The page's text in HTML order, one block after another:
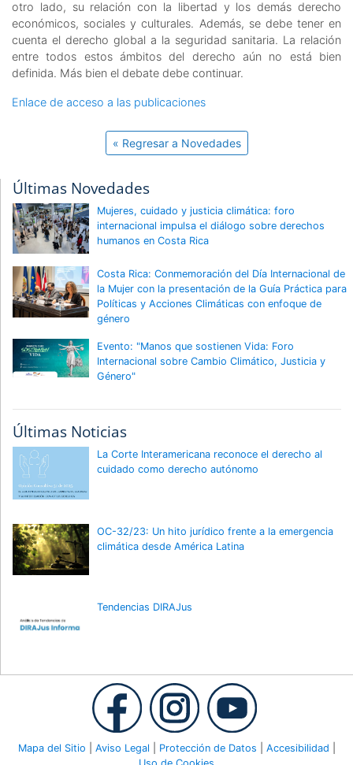
otro lado, su relación con la libertad y los demás derecho
económicos, sociales y culturales. Además, se debe tener en
cuenta el derecho global a la seguridad sanitaria. La relación
entre todos estos ámbitos del derecho aún no está bien
definida. Más bien el debate debe continuar.
Enlace de acceso a las publicaciones
« Regresar a Novedades
Últimas Novedades
Mujeres, cuidado y justicia climática: foro
internacional impulsa el diálogo sobre derechos
humanos en Costa Rica
Costa Rica: Conmemoración del Día Internacional de
la Mujer con la presentación de la Guía Práctica para
Políticas y Acciones Climáticas con enfoque de
género
Evento: "Manos que sostienen Vida: Foro
Internacional sobre Cambio Climático, Justicia y
Género"
Últimas Noticias
La Corte Interamericana reconoce el derecho al
cuidado como derecho autónomo
OC-32/23: Un hito jurídico frente a la emergencia
climática desde América Latina
Tendencias DIRAJus
Mapa del Sitio Aviso Legal Protección de Datos Accesibilidad